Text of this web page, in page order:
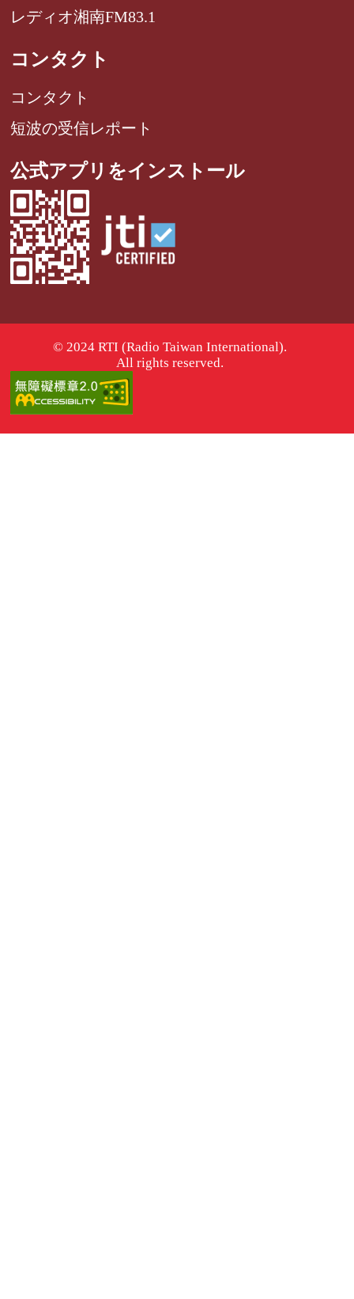
レディオ湘南FM83.1
コンタクト
コンタクト
短波の受信レポート
公式アプリをインストール
© 2024 RTI (Radio Taiwan International).
All rights reserved.